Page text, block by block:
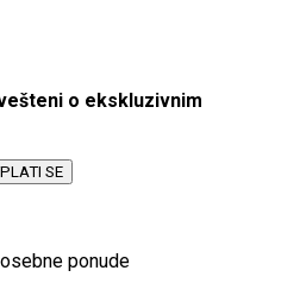
o ekskluzivnim
SE
ponude